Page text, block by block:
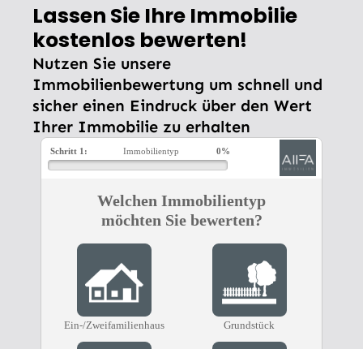
Lassen Sie Ihre Immobilie
kostenlos bewerten!
Nutzen Sie unsere
Immobilienbewertung um schnell und
sicher einen Eindruck über den Wert
Ihrer Immobilie zu erhalten